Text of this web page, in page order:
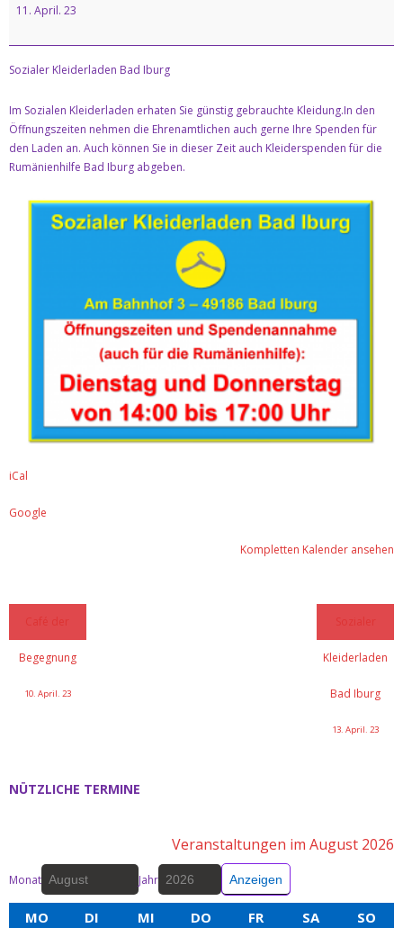
Datenschutz & Impresssum
11. April. 23
Sozialer Kleiderladen Bad Iburg
Im Sozialen Kleiderladen erhaten Sie günstig gebrauchte Kleidung.In den
Öffnungszeiten nehmen die Ehrenamtlichen auch gerne Ihre Spenden für
den Laden an. Auch können Sie in dieser Zeit auch Kleiderspenden für die
Rumänienhilfe Bad Iburg abgeben.
iCal
Google
Kompletten Kalender ansehen
Café der
Begegnung
10. April. 23
Sozialer
Kleiderladen
Bad Iburg
13. April. 23
NÜTZLICHE TERMINE
Veranstaltungen im August 2026
Monat Jahr
MO DI MI DO FR SA SO